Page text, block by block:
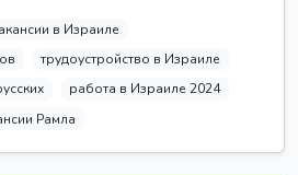
в Израиле
трудоустройство в Израиле
работа в Израиле 2024
Рамла